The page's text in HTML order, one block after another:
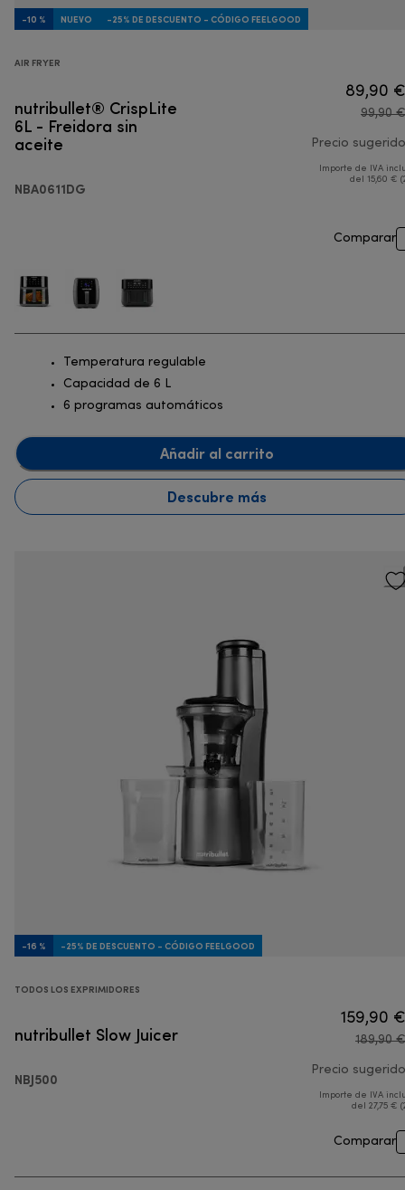
-10 % NUEVO -25% DE DESCUENTO - CÓDIGO FEELGOOD
AIR FRYER
nutribullet® CrispLite
6L - Freidora sin
aceite
NBA0611DG
89,90 €
99,90 €
Precio sugerido
Importe de IVA
del 15,60 €
Comparar
Temperatura regulable
Capacidad de 6 L
6 programas automáticos
Añadir al carrito
Descubre más
-16 % -25% DE DESCUENTO - CÓDIGO FEELGOOD
TODOS LOS EXPRIMIDORES
nutribullet Slow Juicer
NBJ500
159,90 €
189,90 €
Precio sugerido
Importe de IVA
del 27,75 €
Comparar